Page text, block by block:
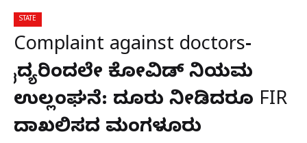
STATE
Complaint against doctors-
ವೈದ್ಯರಿಂದಲೇ ಕೋವಿಡ್ ನಿಯಮ
ಉಲ್ಲಂಘನೆ: ದೂರು ನೀಡಿದರೂ FIR
ದಾಖಲಿಸದ ಮಂಗಳೂರು